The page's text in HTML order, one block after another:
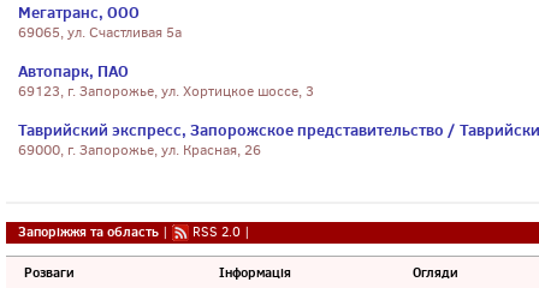
Мегатранс, ООО
69065, ул. Счастливая 5а
Автопарк, ПАО
69123, г. Запорожье, ул. Хортицкое шоссе, 3
Таврийский экспресс, Запорожское представительство /
69000, г. Запорожье, ул. Красная, 26
Запоріжжя та область | RSS 2.0 |
Розваги Інформація Огляди